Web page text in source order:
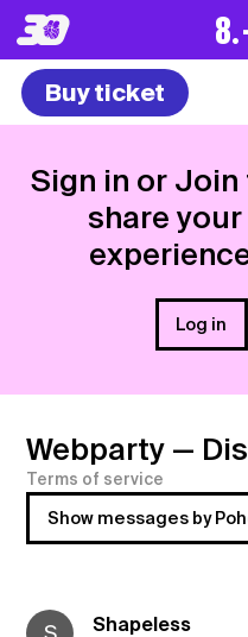
8.
Buy ticket
Sign in or Join
share
Log in
Webparty —
Terms of service
Show messages by
ShapeIess